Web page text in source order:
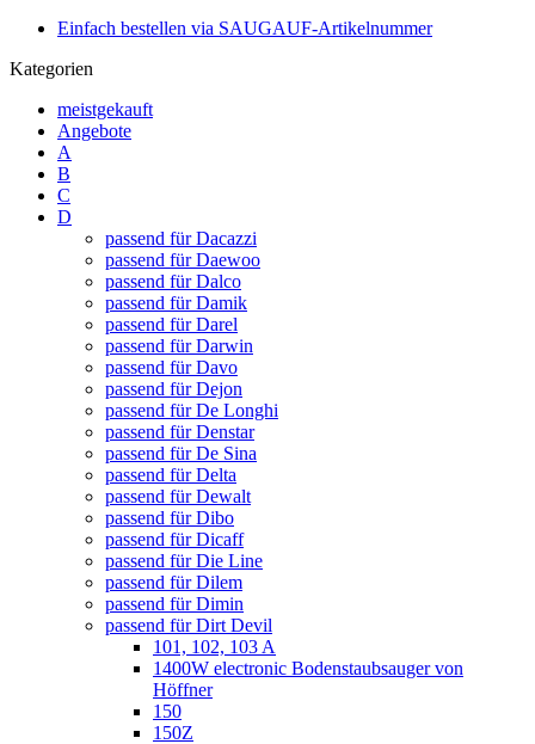
Einfach bestellen via SAUGAUF-Artikelnummer
Kategorien
meistgekauft
Angebote
A
B
C
D
passend für Dacazzi
passend für Daewoo
passend für Dalco
passend für Damik
passend für Darel
passend für Darwin
passend für Davo
passend für Dejon
passend für De Longhi
passend für Denstar
passend für De Sina
passend für Delta
passend für Dewalt
passend für Dibo
passend für Dicaff
passend für Die Line
passend für Dilem
passend für Dimin
passend für Dirt Devil
101, 102, 103 A
1400W electronic Bodenstaubsauger von
Höffner
150
150Z